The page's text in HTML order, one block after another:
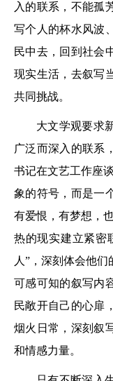
入的联系，不能孤
写个人的杯水风波
民中去，回到社会
现实生活，去叙写
共同挑战。
大文学观要求
广泛而深入的联系
书记在文艺工作座
象的符号，而是一
有爱恨，有梦想，
热的现实建立紧密
人”，深刻体会他
可感可知的叙写内
民敞开自己的心扉
烟火日常，深刻叙
和情感力量。